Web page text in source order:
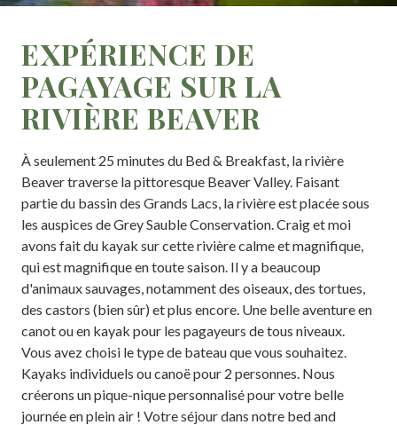
EXPÉRIENCE DE
PAGAYAGE SUR LA
RIVIÈRE BEAVER
À seulement 25 minutes du Bed & Breakfast, la rivière
Beaver traverse la pittoresque Beaver Valley. Faisant
partie du bassin des Grands Lacs, la rivière est placée sous
les auspices de Grey Sauble Conservation. Craig et moi
avons fait du kayak sur cette rivière calme et magnifique,
qui est magnifique en toute saison. Il y a beaucoup
d'animaux sauvages, notamment des oiseaux, des tortues,
des castors (bien sûr) et plus encore. Une belle aventure en
canot ou en kayak pour les pagayeurs de tous niveaux.
Vous avez choisi le type de bateau que vous souhaitez.
Kayaks individuels ou canoë pour 2 personnes. Nous
créerons un pique-nique personnalisé pour votre belle
journée en plein air ! Votre séjour dans notre bed and